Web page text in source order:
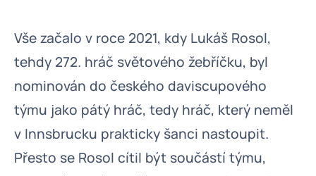
Vše začalo v roce 2021, kdy Lukáš Rosol,
tehdy 272. hráč světového žebříčku, byl
nominován do českého daviscupového
týmu jako pátý hráč, tedy hráč, který neměl
v Innsbrucku prakticky šanci nastoupit.
Přesto se Rosol cítil být součástí týmu,